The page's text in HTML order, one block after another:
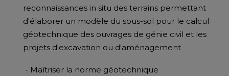
reconnaissances in situ des terrains permettant
d'élaborer un modèle du sous-sol pour le calcul
géotechnique des ouvrages de génie civil et les
projets d'excavation ou d'aménagement
- Maîtriser la norme géotechnique